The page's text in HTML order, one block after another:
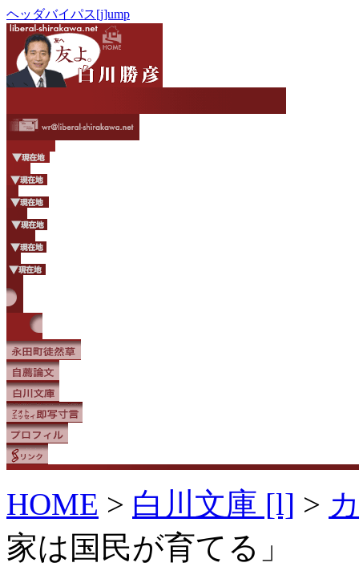
ヘッダバイパス[j]ump
HOME > 白川文庫 [l] >
家は国民が育てる」